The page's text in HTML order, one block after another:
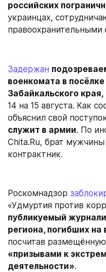
российских
украинцах,
правоохранительными
Задержан
военкомата в
Забайкальского края,
14 на 15 августа. Как
объяснил свой
служит в армии. По
Chita.Ru, брат
контрактник.
Роскомнадзор
публикуемый
региона, погибших на
«призывами к
деятельности».